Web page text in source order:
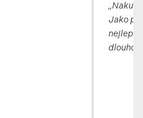
Jako
nejlepší
dlouho,